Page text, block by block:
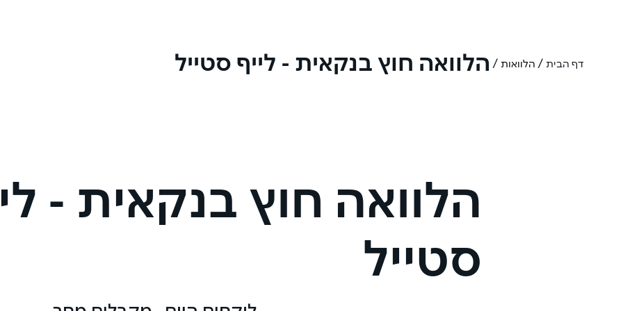
דף הבית / הלוואות / הלוואה חוץ בנקאית - לייף סטייל
הלוואה חוץ בנקאית -
סטייל